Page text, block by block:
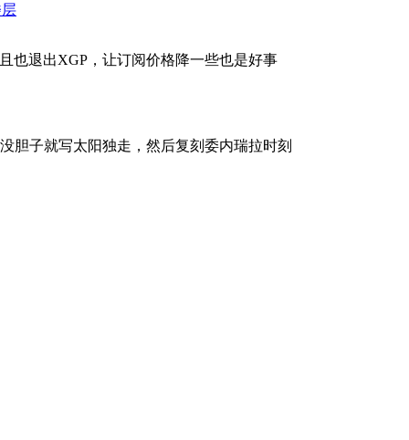
也退出XGP，让订阅价格降一些也是好事
胆子就写太阳独走，然后复刻委内瑞拉时刻